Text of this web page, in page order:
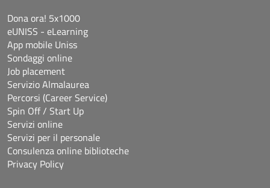
Dona ora! 5x1000
eUNISS - eLearning
App mobile Uniss
Sondaggi online
Job placement
Servizio Almalaurea
Percorsi (Career Service)
Spin Off / Start Up
Servizi online
Servizi per il personale
Consulenza online biblioteche
Privacy Policy